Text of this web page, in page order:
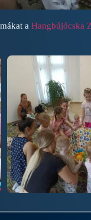
a Hangbújócska